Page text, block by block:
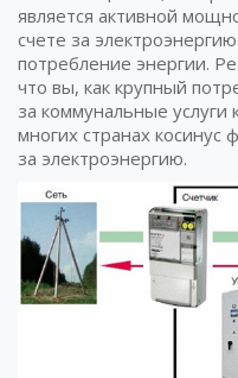
является активной
счете за
потребление энергии.
что вы, как крупный
за коммунальные
многих странах косинус
за электроэнергию.